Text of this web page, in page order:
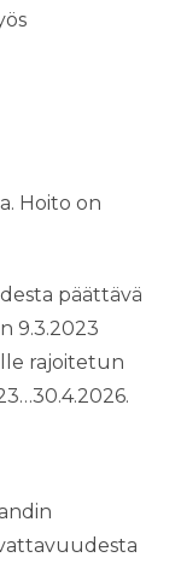
Hoito on
päättävä
9.3.2023
rajoitetun